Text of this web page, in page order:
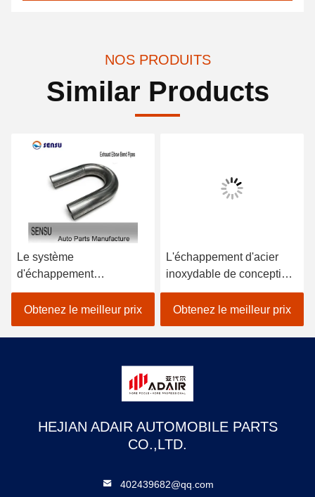
NOS PRODUITS
Similar Products
Le système
d'échappement
automatique durable
SS304 partie le tuyau
d'échappement de
courbure en U de 2,5
Obtenez le meilleur prix
L'échappement d'acier
inoxydable de conception
d'OE partie la résistance à
l'usure universelle de
cintre d'échappement
Obtenez le meilleur prix
HEJIAN ADAIR AUTOMOBILE PARTS
CO.,LTD.
402439682@qq.com